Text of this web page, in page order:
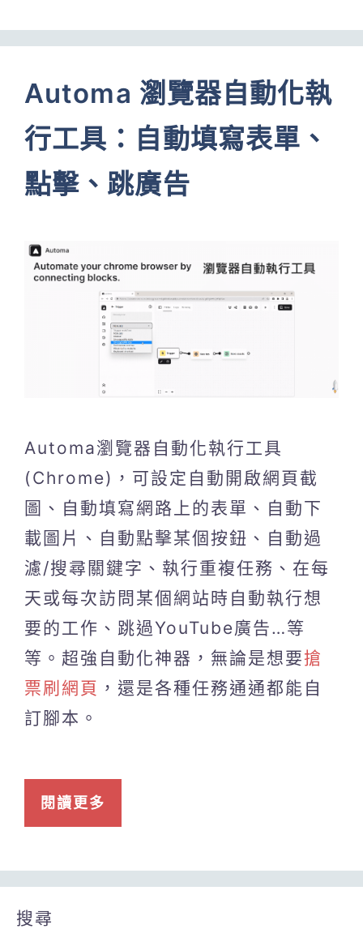
Automa 瀏覽器自動化執
行工具：自動填寫表單、
點擊、跳廣告
Automa瀏覽器自動化執行工具
(Chrome)，可設定自動開啟網頁截
圖、自動填寫網路上的表單、自動下
載圖片、自動點擊某個按鈕、自動過
濾/搜尋關鍵字、執行重複任務、在每
天或每次訪問某個網站時自動執行想
要的工作、跳過YouTube廣告…等
等。超強自動化神器，無論是想要搶
票刷網頁 ，還是各種任務通通都能自
訂腳本。
閱讀更多
搜尋